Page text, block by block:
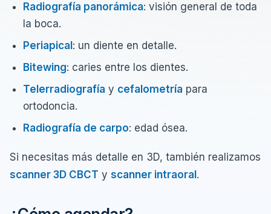
Radiografía panorámica: visión general de toda
la boca.
Periapical : un diente en detalle.
Bitewing: caries entre los dientes.
Telerradiografía y cefalometría para
ortodoncia.
Radiografía de carpo: edad ósea.
Si necesitas más detalle en 3D, también realizamos
scanner 3D CBCT y scanner intraoral .